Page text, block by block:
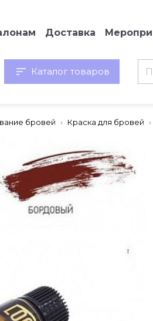
Доставка
Каталог товаров
бровей Краска для бровей